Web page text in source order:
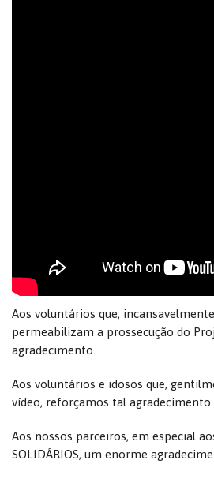
Aos voluntários que,
permeabilizam a prossecução do
agradecimento.
Aos voluntários e idosos que,
vídeo, reforçamos tal agradecimento.
Aos nossos parceiros, em especial
SOLIDÁRIOS, um enorme